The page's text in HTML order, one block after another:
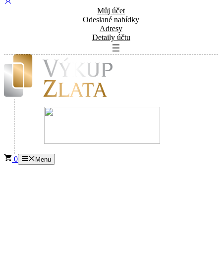
Můj účet
Odeslané nabídky
Adresy
Detaily účtu
0 Menu